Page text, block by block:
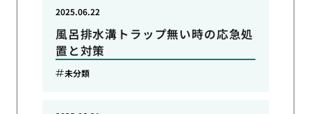
風呂排水溝トラップ無い時の応急処
置と対策
2025.06.22
未分類